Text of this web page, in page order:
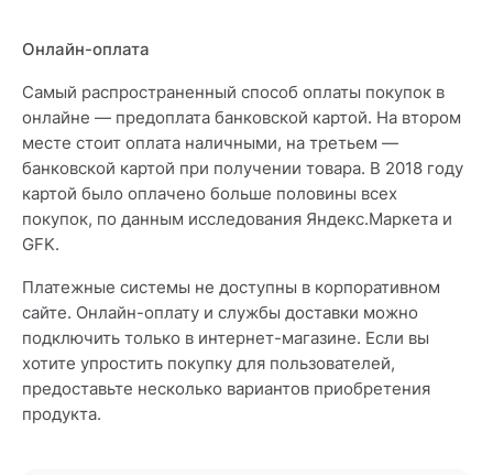
Онлайн-оплата
Самый распространенный способ оплаты покупок в
онлайне — предоплата банковской картой. На втором
месте стоит оплата наличными, на третьем —
банковской картой при получении товара. В 2018 году
картой было оплачено больше половины всех
покупок, по данным исследования Яндекс.Маркета и
GFK.
Платежные системы не доступны в корпоративном
сайте. Онлайн-оплату и службы доставки можно
подключить только в интернет-магазине. Если вы
хотите упростить покупку для пользователей,
предоставьте несколько вариантов приобретения
продукта.